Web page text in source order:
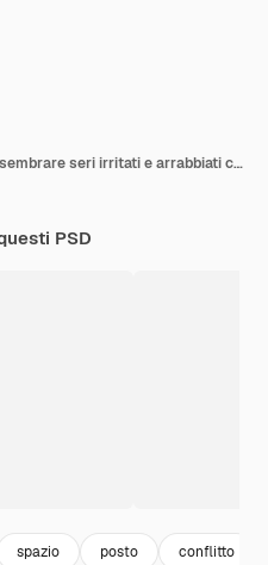
Sentirsi dispiaciuti e delusi sembrare seri irritati e arrabbiati con le braccia incrociate
PSD
spazio posto conflitto